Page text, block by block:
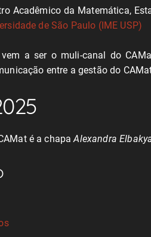
Acadêmico da Matemática,
de São Paulo (IME USP)
a ser o muli-canal do
entre a gestão do
é a chapaAlexandra